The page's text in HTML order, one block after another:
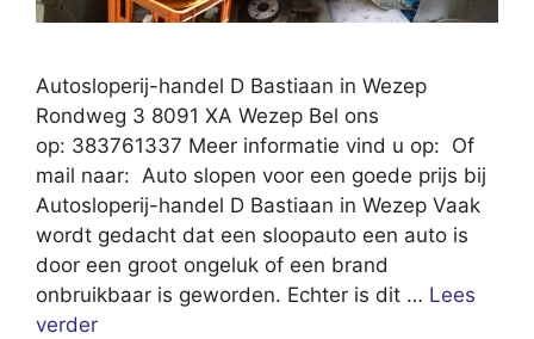
Autosloperij-handel D Bastiaan in Wezep
Rondweg 3 8091 XA Wezep Bel ons
op: 383761337 Meer informatie vind u op: Of
mail naar: Auto slopen voor een goede prijs bij
Autosloperij-handel D Bastiaan in Wezep Vaak
wordt gedacht dat een sloopauto een auto is
door een groot ongeluk of een brand
onbruikbaar is geworden. Echter is dit … Lees
verder